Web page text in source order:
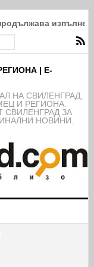
| E-
НА СВИЛЕНГРАД,
И РЕГИОНА.
СВИЛЕНГРАД ЗА
НОВИНИ.